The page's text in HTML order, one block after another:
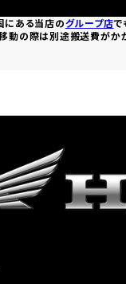
にある当店のグループ店で
動の際は別途搬送費がか
ーム 水戸北